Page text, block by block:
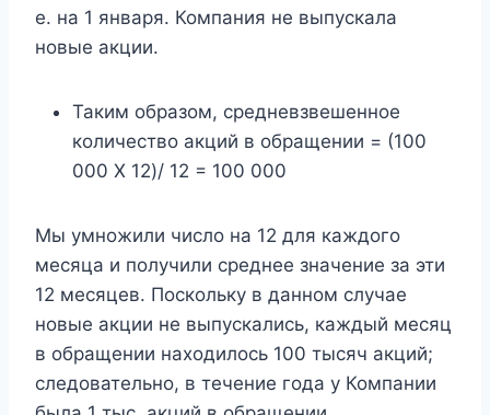
е. на 1 января. Компания не выпускала
новые акции.
Таким образом, средневзвешенное
количество акций в обращении = (100
000 X 12)/ 12 = 100 000
Мы умножили число на 12 для каждого
месяца и получили среднее значение за эти
12 месяцев. Поскольку в данном случае
новые акции не выпускались, каждый месяц
в обращении находилось 100 тысяч акций;
следовательно, в течение года у Компании